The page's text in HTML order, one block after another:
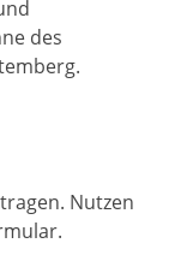
des
Nutzen